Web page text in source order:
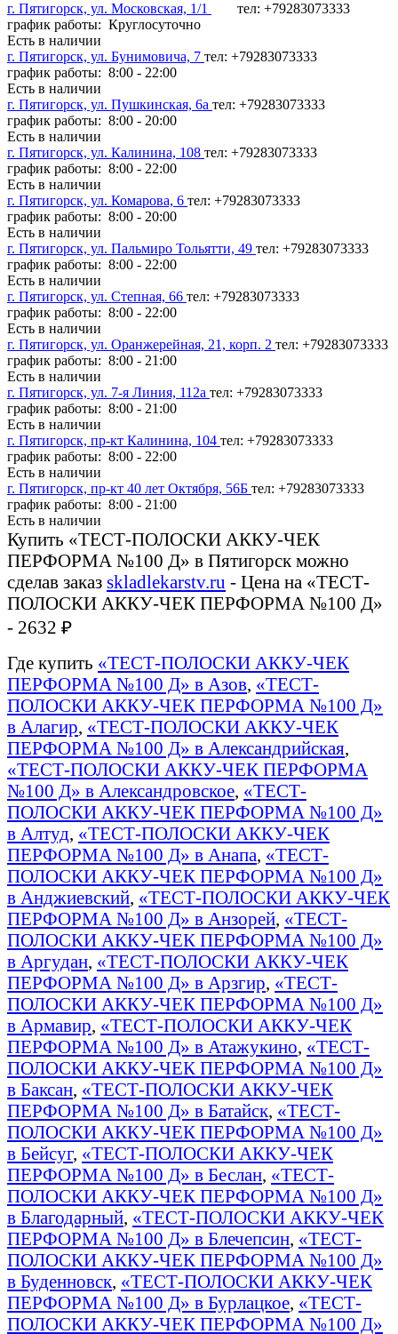
г. Пятигорск, ул. Московская, 1/1
тел: +79283073333
график работы: Круглосуточно
Есть в наличии
г. Пятигорск, ул. Бунимовича, 7 тел: +79283073333
график работы: 8:00 - 22:00
Есть в наличии
г. Пятигорск, ул. Пушкинская, 6а тел: +79283073333
график работы: 8:00 - 20:00
Есть в наличии
г. Пятигорск, ул. Калинина, 108 тел: +79283073333
график работы: 8:00 - 22:00
Есть в наличии
г. Пятигорск, ул. Комарова, 6 тел: +79283073333
график работы: 8:00 - 20:00
Есть в наличии
г. Пятигорск, ул. Пальмиро Тольятти, 49 тел: +79283073333
график работы: 8:00 - 22:00
Есть в наличии
г. Пятигорск, ул. Степная, 66 тел: +79283073333
график работы: 8:00 - 22:00
Есть в наличии
г. Пятигорск, ул. Оранжерейная, 21, корп. 2 тел: +79283073333
график работы: 8:00 - 21:00
Есть в наличии
г. Пятигорск, ул. 7-я Линия, 112а тел: +79283073333
график работы: 8:00 - 21:00
Есть в наличии
г. Пятигорск, пр-кт Калинина, 104 тел: +79283073333
график работы: 8:00 - 22:00
Есть в наличии
г. Пятигорск, пр-кт 40 лет Октября, 56Б тел: +79283073333
график работы: 8:00 - 21:00
Есть в наличии
Купить «ТЕСТ-ПОЛОСКИ АККУ-ЧЕК
ПЕРФОРМА №100 Д» в Пятигорск можно
сделав заказ skladlekarstv.ru - Цена на «ТЕСТ-
ПОЛОСКИ АККУ-ЧЕК ПЕРФОРМА №100 Д»
- 2632 ₽
Где купить «ТЕСТ-ПОЛОСКИ АККУ-ЧЕК
ПЕРФОРМА №100 Д» в Азов, «ТЕСТ-
ПОЛОСКИ АККУ-ЧЕК ПЕРФОРМА №100 Д»
в Алагир, «ТЕСТ-ПОЛОСКИ АККУ-ЧЕК
ПЕРФОРМА №100 Д» в Александрийская,
«ТЕСТ-ПОЛОСКИ АККУ-ЧЕК ПЕРФОРМА
№100 Д» в Александровское, «ТЕСТ-
ПОЛОСКИ АККУ-ЧЕК ПЕРФОРМА №100 Д»
в Алтуд, «ТЕСТ-ПОЛОСКИ АККУ-ЧЕК
ПЕРФОРМА №100 Д» в Анапа, «ТЕСТ-
ПОЛОСКИ АККУ-ЧЕК ПЕРФОРМА №100 Д»
в Анджиевский, «ТЕСТ-ПОЛОСКИ АККУ-ЧЕК
ПЕРФОРМА №100 Д» в Анзорей, «ТЕСТ-
ПОЛОСКИ АККУ-ЧЕК ПЕРФОРМА №100 Д»
в Аргудан, «ТЕСТ-ПОЛОСКИ АККУ-ЧЕК
ПЕРФОРМА №100 Д» в Арзгир, «ТЕСТ-
ПОЛОСКИ АККУ-ЧЕК ПЕРФОРМА №100 Д»
в Армавир, «ТЕСТ-ПОЛОСКИ АККУ-ЧЕК
ПЕРФОРМА №100 Д» в Атажукино, «ТЕСТ-
ПОЛОСКИ АККУ-ЧЕК ПЕРФОРМА №100 Д»
в Баксан, «ТЕСТ-ПОЛОСКИ АККУ-ЧЕК
ПЕРФОРМА №100 Д» в Батайск, «ТЕСТ-
ПОЛОСКИ АККУ-ЧЕК ПЕРФОРМА №100 Д»
в Бейсуг, «ТЕСТ-ПОЛОСКИ АККУ-ЧЕК
ПЕРФОРМА №100 Д» в Беслан, «ТЕСТ-
ПОЛОСКИ АККУ-ЧЕК ПЕРФОРМА №100 Д»
в Благодарный, «ТЕСТ-ПОЛОСКИ АККУ-ЧЕК
ПЕРФОРМА №100 Д» в Блечепсин, «ТЕСТ-
ПОЛОСКИ АККУ-ЧЕК ПЕРФОРМА №100 Д»
в Буденновск, «ТЕСТ-ПОЛОСКИ АККУ-ЧЕК
ПЕРФОРМА №100 Д» в Бурлацкое, «ТЕСТ-
ПОЛОСКИ АККУ-ЧЕК ПЕРФОРМА №100 Д»